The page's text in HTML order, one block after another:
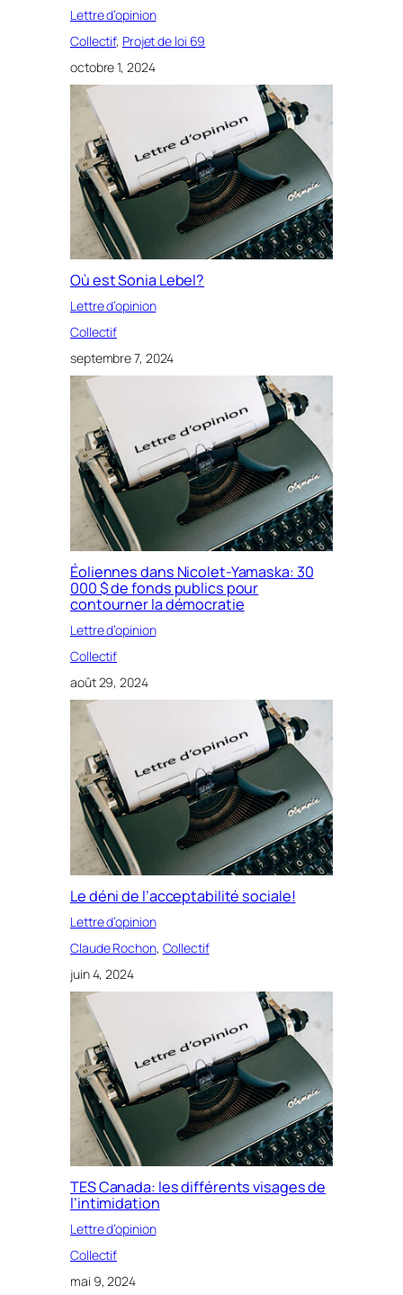
Lettre d’opinion
Collectif, Projet de loi 69
octobre 1, 2024
Où est Sonia Lebel?
Lettre d’opinion
Collectif
septembre 7, 2024
Éoliennes dans Nicolet-Yamaska: 30
000 $ de fonds publics pour
contourner la démocratie
Lettre d’opinion
Collectif
août 29, 2024
Le déni de l’acceptabilité sociale!
Lettre d’opinion
Claude Rochon, Collectif
juin 4, 2024
TES Canada: les différents visages de
l’intimidation
Lettre d’opinion
Collectif
mai 9, 2024